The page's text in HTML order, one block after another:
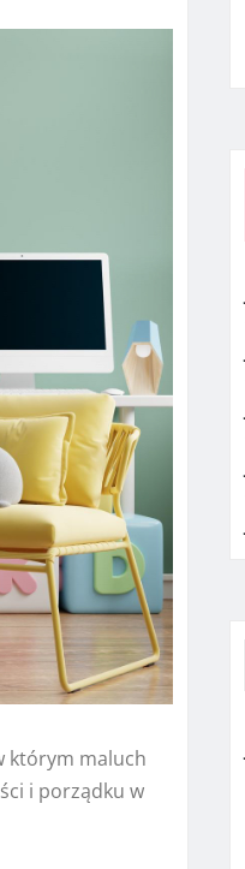
którym maluch
i porządku w